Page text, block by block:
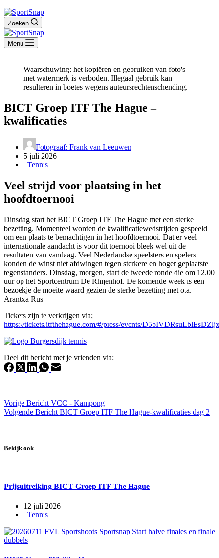
Zoeken
Menu
Waarschuwing: het kopiëren en gebruiken van foto's
met watermerk is verboden. Illegaal gebruik kan
resulteren in boetes wegens auteursrechtenschending.
BICT Groep ITF The Hague –
kwalificaties
Fotograaf: Frank van Leeuwen
5 juli 2026
Tennis
Veel strijd voor plaatsing in het
hoofdtoernooi
Dinsdag start het BICT Groep ITF The Hague met een sterke
bezetting. Momenteel worden de kwalificatiewedstrijden gespeeld
om een plaats te bemachtigen in het hoofdtoernooi. Dat er veel
internationale aandacht is voor dit toernooi bleek wel uit de
resultaten van vandaag. Veel Nederlandse speelsters en spelers
konden de winst niet afdwingen tegen sterkere en hoger geplaatste
tegenstanders. Dinsdag, morgen, start de tweede ronde die om 12.00
uur op het Sportcentrum De Rhijenhof. De komende week is een
bezoekje de moeite waard gezien de sterke bezetting met o.a.
Arantxa Rus.
Tickets zijn te verkrijgen via;
https://tickets.itfthehague.com/#/press/events/
Deel dit bericht met je vrienden via:
Vorige Bericht VCC - Kampong
Volgende Bericht BICT Groep ITF The Hague-kwalificaties dag 2
Bekijk ook
Prijsuitreiking BICT Groep ITF The Hague
12 juli 2026
Tennis